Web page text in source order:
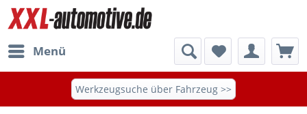
Menü
Werkzeugsuche über Fahrzeug >>